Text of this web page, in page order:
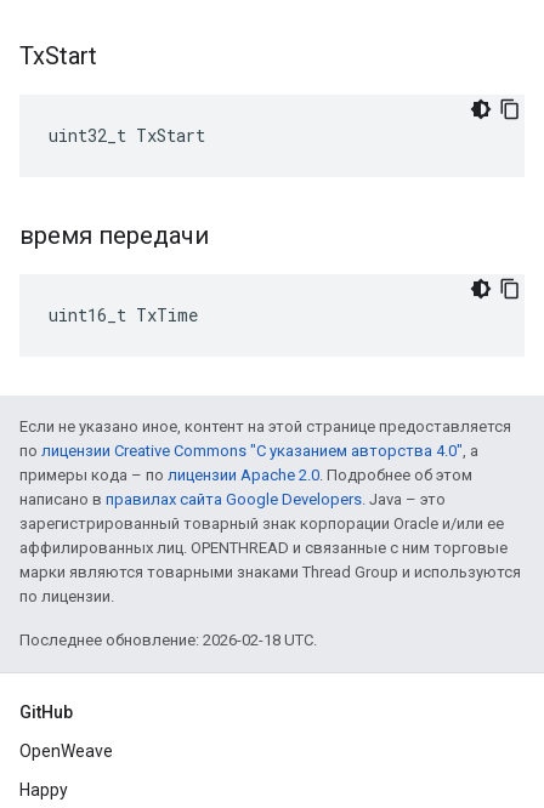
TxStart
uint32_t TxStart
время передачи
uint16_t TxTime
Если не указано иное, контент на этой странице предоставляется
по лицензии Creative Commons "С указанием авторства 4.0", а
примеры кода – по лицензии Apache 2.0. Подробнее об этом
написано в правилах сайта Google Developers. Java – это
зарегистрированный товарный знак корпорации Oracle и/или ее
аффилированных лиц. OPENTHREAD и связанные с ним торговые
марки являются товарными знаками Thread Group и используются
по лицензии.
Последнее обновление: 2026-02-18 UTC.
GitHub
OpenWeave
Happy